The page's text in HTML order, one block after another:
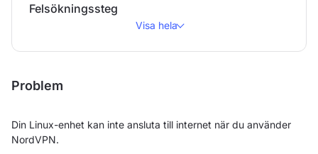
Felsökningssteg
Visa hela
Problem
Din Linux-enhet kan inte ansluta till internet när du använder
NordVPN.